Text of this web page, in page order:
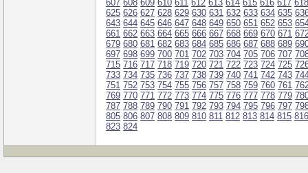
607 608 609 610 611 612 613 614 615 616 617 618
625 626 627 628 629 630 631 632 633 634 635
643 644 645 646 647 648 649 650 651 652 653
661 662 663 664 665 666 667 668 669 670 671
679 680 681 682 683 684 685 686 687 688 689
697 698 699 700 701 702 703 704 705 706 707
715 716 717 718 719 720 721 722 723 724 725
733 734 735 736 737 738 739 740 741 742 743
751 752 753 754 755 756 757 758 759 760 761
769 770 771 772 773 774 775 776 777 778 779
787 788 789 790 791 792 793 794 795 796 797
805 806 807 808 809 810 811 812 813 814 815 816
823 824